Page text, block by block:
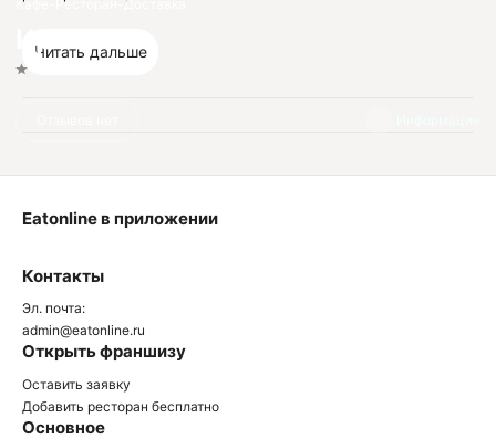
Кафе-Ресторан-Доставка
Ирис
Читать дальше
Контакты
Эл. почта:
admin@eatonline.ru
Открыть франшизу
Оставить заявку
Добавить ресторан бесплатно
Основное
Eatonline в приложении